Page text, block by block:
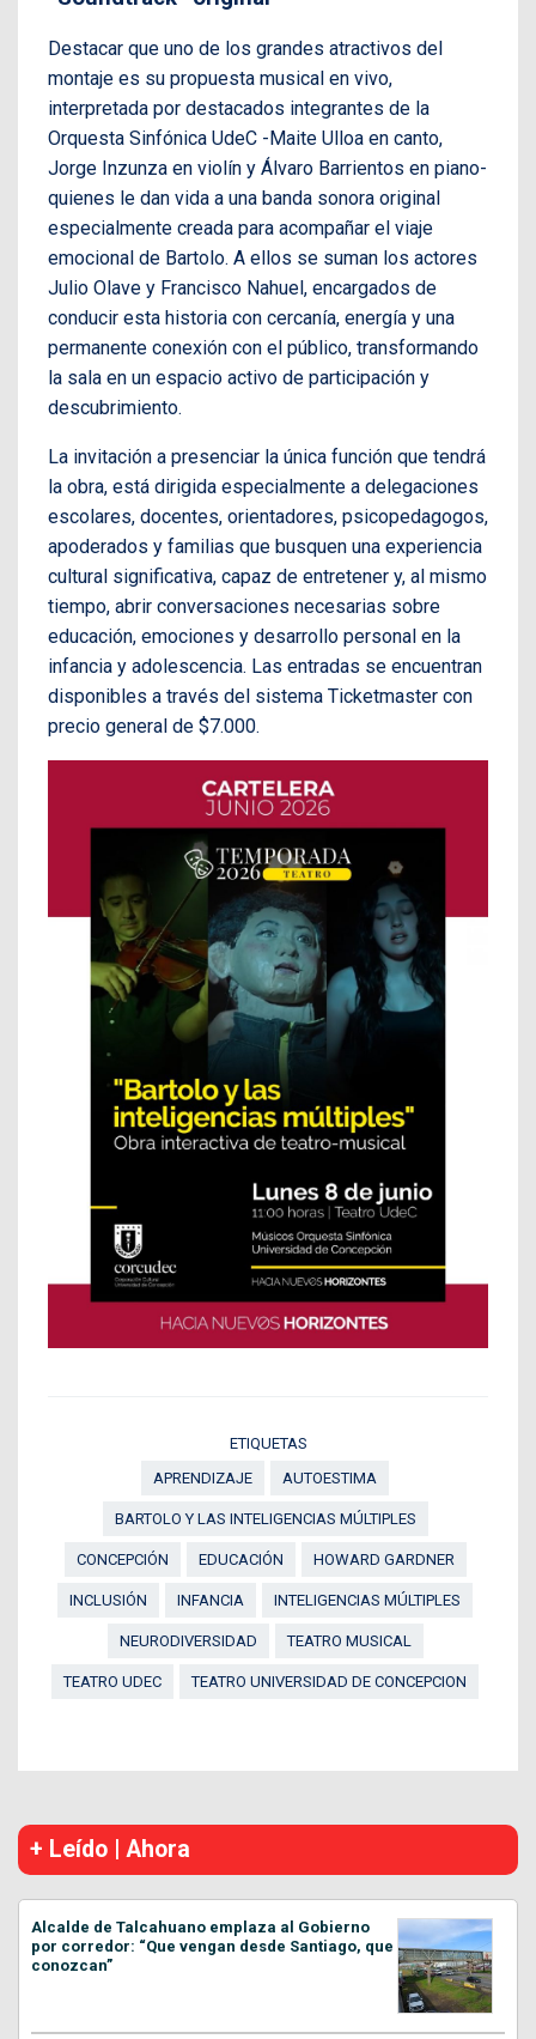
Destacar que uno de los grandes atractivos del
montaje es su propuesta musical en vivo,
interpretada por destacados integrantes de la
Orquesta Sinfónica UdeC -Maite Ulloa en canto,
Jorge Inzunza en violín y Álvaro Barrientos en piano-
quienes le dan vida a una banda sonora original
especialmente creada para acompañar el viaje
emocional de Bartolo. A ellos se suman los actores
Julio Olave y Francisco Nahuel, encargados de
conducir esta historia con cercanía, energía y una
permanente conexión con el público, transformando
la sala en un espacio activo de participación y
descubrimiento.
La invitación a presenciar la única función que tendrá
la obra, está dirigida especialmente a delegaciones
escolares, docentes, orientadores, psicopedagogos,
apoderados y familias que busquen una experiencia
cultural significativa, capaz de entretener y, al mismo
tiempo, abrir conversaciones necesarias sobre
educación, emociones y desarrollo personal en la
infancia y adolescencia. Las entradas se encuentran
disponibles a través del sistema Ticketmaster con
precio general de $7.000.
ETIQUETAS
APRENDIZAJE
AUTOESTIMA
BARTOLO Y LAS INTELIGENCIAS MÚLTIPLES
CONCEPCIÓN EDUCACIÓN HOWARD GARDNER
INCLUSIÓN INFANCIA INTELIGENCIAS MÚLTIPLES
NEURODIVERSIDAD TEATRO MUSICAL
TEATRO UDEC TEATRO UNIVERSIDAD DE CONCEPCION
+ Leído | Ahora
Alcalde de Talcahuano emplaza al Gobierno
por corredor: “Que vengan desde Santiago, que
conozcan”